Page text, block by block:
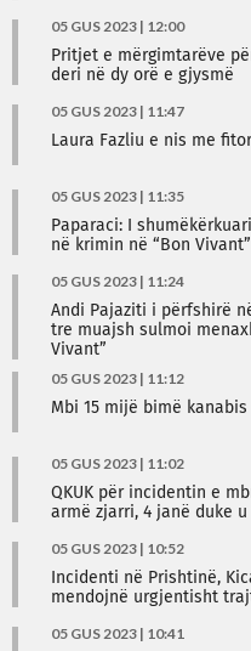
05 GUS 2023 | 12:00
Pritjet e mërgimtarëve
deri në dy orë e gjysmë
05 GUS 2023 | 11:47
Laura Fazliu e nis me
05 GUS 2023 | 11:35
Paparaci: I
në krimin në “Bon Vivant”
05 GUS 2023 | 11:24
Andi Pajaziti i përfshirë
tre muajsh sulmoi
Vivant”
05 GUS 2023 | 11:12
Mbi 15 mijë bimë
05 GUS 2023 | 11:02
QKUK për incidentin e
armë zjarri, 4 janë duke
05 GUS 2023 | 10:52
Incidenti në Prishtinë,
mendojnë urgjentisht
05 GUS 2023 | 10:41